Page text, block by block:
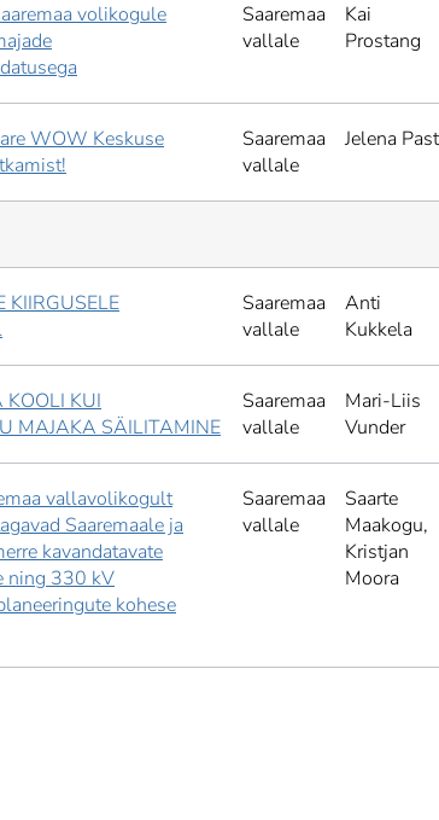
volikogule
Saaremaa
vallale
Kai
Prostang
WOW Keskuse
Saaremaa
vallale
Jelena Past
KIIRGUSELE
Saaremaa
vallale
Anti
Kukkela
KOOLI KUI
MAJAKA SÄILITAMINE
Saaremaa
vallale
Mari-Liis
Vunder
vallavolikogult
Saaremaale ja
kavandatavate
ning 330 kV
kohese
Saaremaa
vallale
Saarte
Maakogu,
Kristjan
Moora